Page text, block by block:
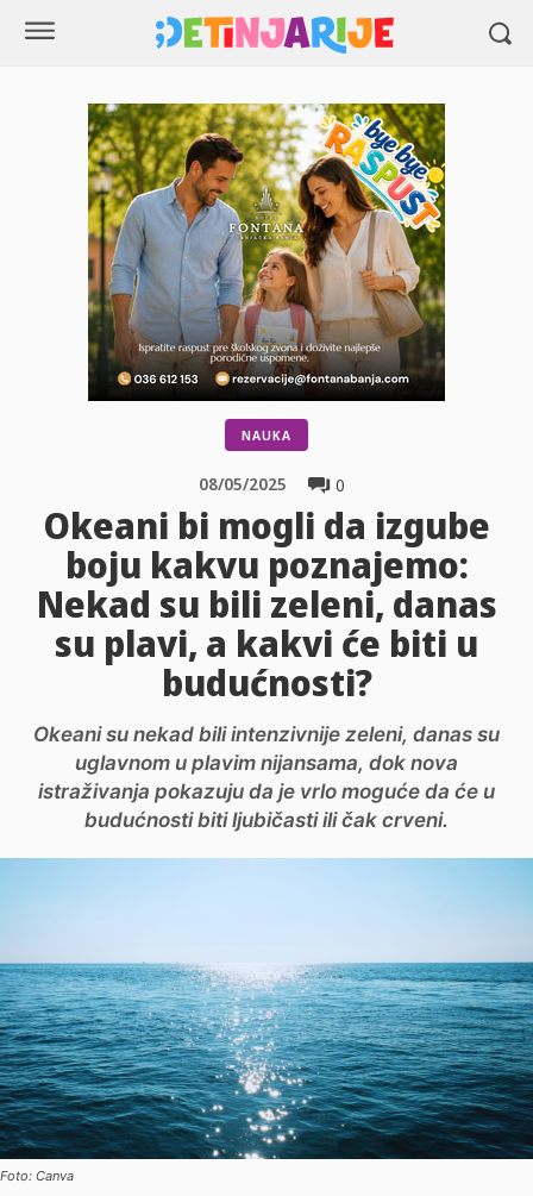
NAUKA
0
08/05/2025
Okeani bi mogli da izgube
boju kakvu poznajemo:
Nekad su bili zeleni, danas
su plavi, a kakvi će biti u
budućnosti?
Okeani su nekad bili intenzivnije zeleni, danas su
uglavnom u plavim nijansama, dok nova
istraživanja pokazuju da je vrlo moguće da će u
budućnosti biti ljubičasti ili čak crveni.
Foto: Canva